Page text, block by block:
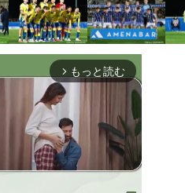
arrow_forward_ios もっと読む